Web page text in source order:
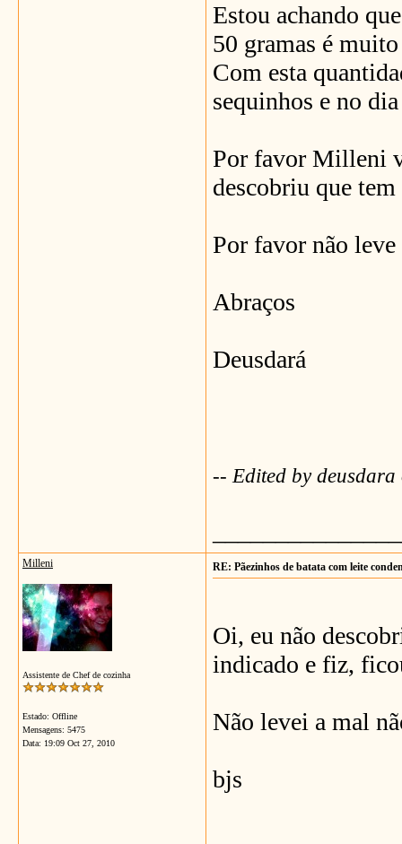
Estou achando
50 gramas é
Com esta
sequinhos e no
Por favor Milleni
descobriu que
Por favor não
Abraços
Deusdará
-- Edited by
Milleni
Assistente de Chef de cozinha
Estado: Offline
Mensagens: 5475
Data: 19:09 Oct 27, 2010
RE: Pãezinhos de batata com leite
Oi, eu não
indicado e fiz,
Não levei a mal
bjs